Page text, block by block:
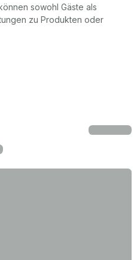
sowohl Gäste als
zu Produkten oder